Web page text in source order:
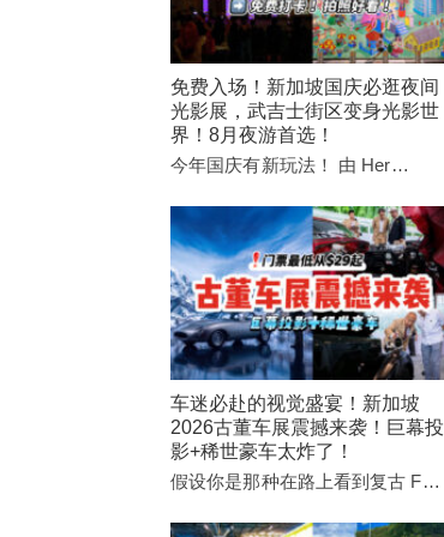
免费入场！新加坡国庆必逛夜间
光影展，武吉士街区变身光影世
界！8月夜游首选！
今年国庆有新玩法！ 由 Her…
车迷必赴的视觉盛宴！新加坡
2026古董车展震撼来袭！巨幕投
影+稀世豪车太炸了！
假设你是那种在路上看到复古 F…